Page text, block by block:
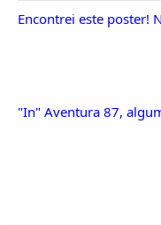
Encontrei este poster!
"In" Aventura 87,